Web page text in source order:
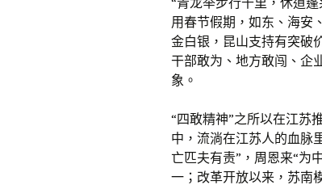
用春节假期，如东、海安
金白银，昆山支持有突破
干部敢为、地方敢闯、企
象。
“四敢精神”之所以在江苏
中，流淌在江苏人的血脉
亡匹夫有责”，周恩来“为
一；改革开放以来，苏南